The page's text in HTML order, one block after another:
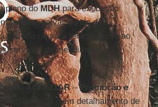
plano doMDHpara execução
prático, salvar a vida das
maioria negras, terão acesso ao
serviços de atendimento
aAção 21AR–Promoção e
milhões[5], sem detalhamento de